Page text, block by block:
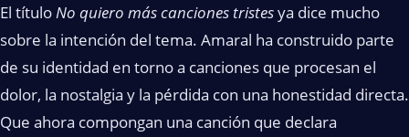
El título No quiero más canciones tristesya dice mucho
sobre la intención del tema. Amaral ha construido parte
de su identidad en torno a canciones que procesan el
dolor, la nostalgia y la pérdida con una honestidad directa.
Que ahora compongan una canción que declara